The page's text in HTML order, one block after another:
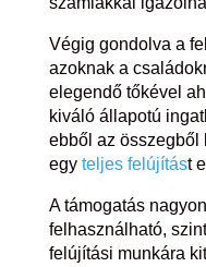
Végig gondolva a
azoknak a
elegendő tőkével
kiváló állapotú
ebből az összegből
egy teljes felújítást
A támogatás
felhasználható,
felújítási munkára